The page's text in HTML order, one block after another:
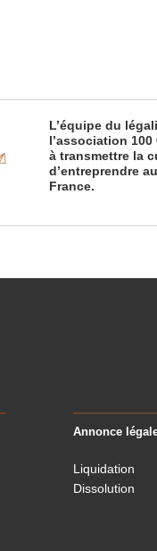
L’équipe du
l’association
à transmettre la
d’entreprendre
France.
Annonce
Liquidation
Dissolution